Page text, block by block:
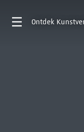
Ontdek